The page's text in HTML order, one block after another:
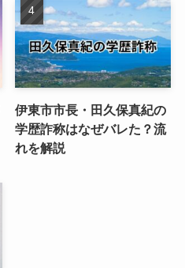
伊東市市長・田久保真紀の
学歴詐称はなぜバレた？流
れを解説